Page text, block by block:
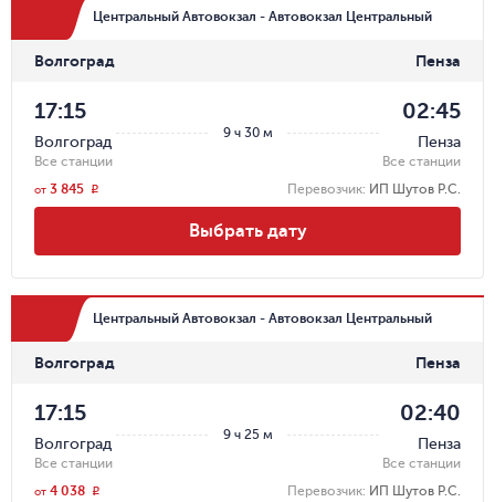
Центральный Автовокзал - Автовокзал Центральный
Волгоград Пенза
9 ч 30 м
17:15
Волгоград
Все станции
02:45
Пенза
Все станции
Перевозчик: ИП Шутов Р.С.
от 3 845 r
Выбрать дату
Центральный Автовокзал - Автовокзал Центральный
Волгоград Пенза
9 ч 25 м
17:15
Волгоград
Все станции
02:40
Пенза
Все станции
Перевозчик: ИП Шутов Р.С.
от 4 038 r